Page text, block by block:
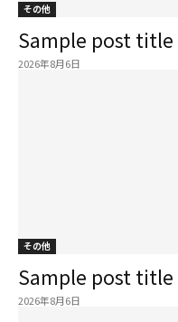
その他
Sample post title
2026年8月6日
その他
Sample post title
2026年8月6日